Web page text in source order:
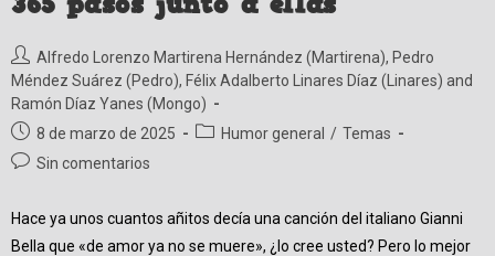
Autor
de
la
entrada:
Alfredo Lorenzo Martirena Hernández (Martirena), Pedro
Méndez Suárez (Pedro), Félix Adalberto Linares Díaz (Linares) and
Ramón Díaz Yanes (Mongo)
Publicación
de
8 de marzo de 2025
Categoría
Humor general / Temas
Comentarios
entrada:
Sin comentarios
Hace ya unos cuantos añitos decía una canción del italiano Gianni
Bella que «de amor ya no se muere», ¿lo cree usted? Pero lo mejor